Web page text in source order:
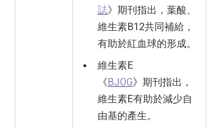
誌》期刊指出，葉酸、
維生素B12共同補給，
有助於紅血球的形成。
維生素E
《 BJOG》期刊指出，
維生素E有助於減少自
由基的產生。